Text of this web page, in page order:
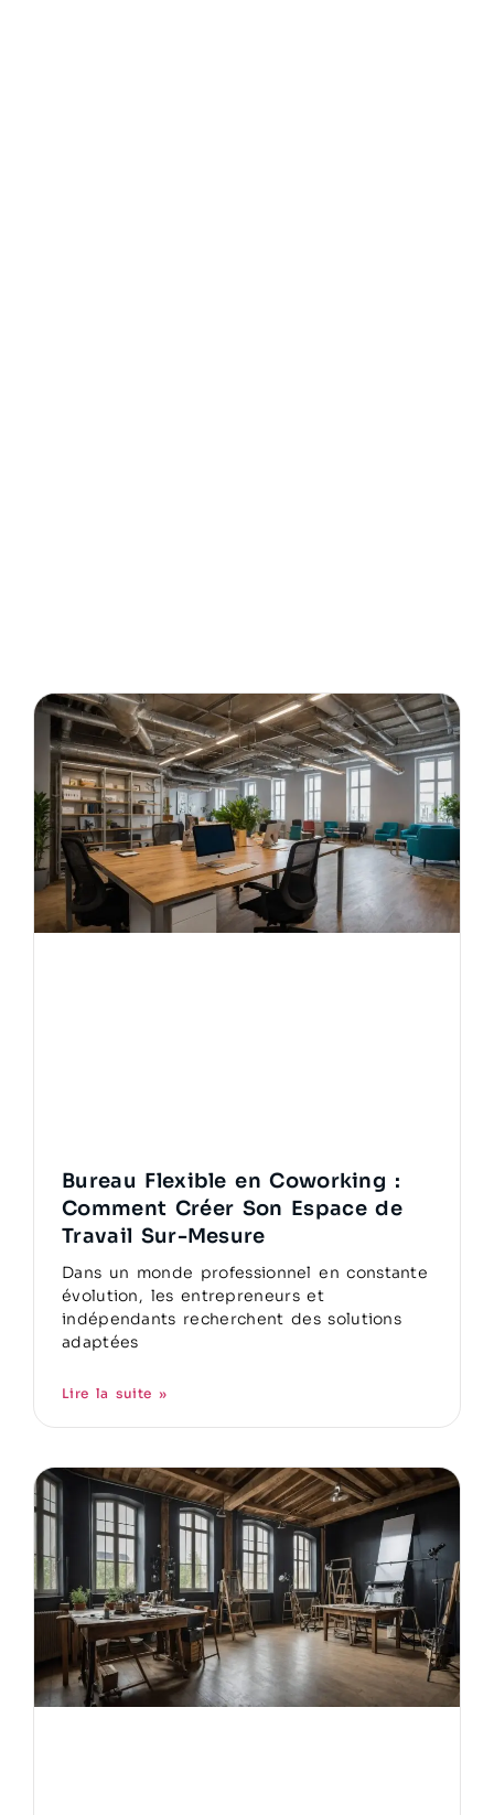
Bureau Flexible en Coworking :
Comment Créer Son Espace de
Travail Sur-Mesure
Dans un monde professionnel en constante
évolution, les entrepreneurs et
indépendants recherchent des solutions
adaptées
Lire la suite »